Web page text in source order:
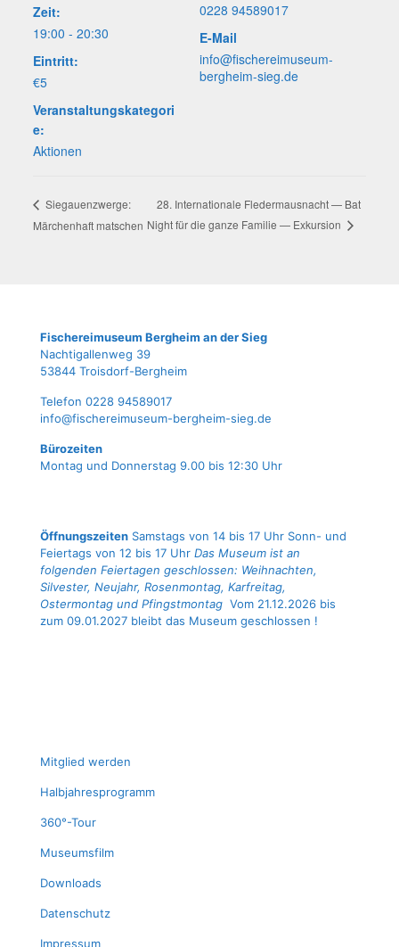
Zeit:
19:00 - 20:30
Eintritt:
€5
Veranstaltungskategori
e:
Aktionen
0228 94589017
E-Mail
info@fischereimuseum-
bergheim-sieg.de
Sie­gau­enzwer­ge:
Mär­chen­haft matschen
28. Inter­na­tio­na­le Fle­der­maus­nacht — Bat
Night für die gan­ze Fami­lie — Exkursion
Fische­rei­mu­se­um Berg­heim an der Sieg
Nach­ti­gal­len­weg 39
53844 Troisdorf-Bergheim
Tele­fon 0228 94589017
info@fischereimuseum-bergheim-sieg.de
Büro­zei­ten
Mon­tag und Don­ners­tag 9.00 bis 12:30 Uhr
Öffnungszeiten Samstags von 14 bis 17 Uhr Sonn- und
Feiertags von 12 bis 17 Uhr Das Museum ist an
folgenden Feiertagen geschlossen: Weihnachten,
Silvester, Neujahr, Rosenmontag, Karfreitag,
Ostermontag und Pfingstmontag Vom 21.12.2026 bis
zum 09.01.2027 bleibt das Museum geschlossen !
Mit­glied werden
Halb­jah­res­pro­gramm
360°-Tour
Muse­ums­film
Down­loads
Daten­schutz
Impres­sum